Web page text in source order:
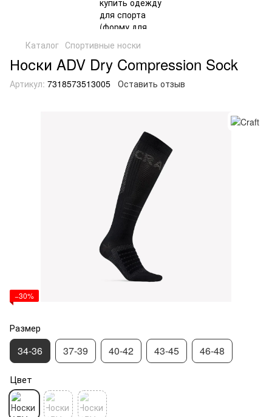
Каталог Спортивные носки
Носки ADV Dry Compression Sock
Артикул: 7318573513005 Оставить отзыв
−30%
Размер
34-36 37-39 40-42 43-45 46-48
Цвет